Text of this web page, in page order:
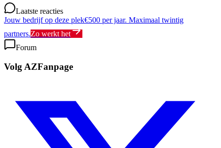
Laatste reacties
Jouw bedrijf op deze plek€500 per jaar. Maximaal twintig
partners.Zo werkt het
Forum
Volg AZFanpage